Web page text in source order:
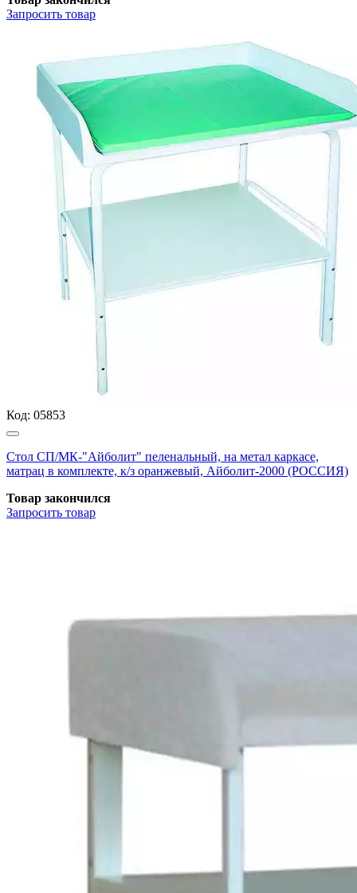
Запросить товар
Код: 05853
Стол СП/МК-"Айболит" пеленальный, на метал каркасе,
матрац в комплекте, к/з оранжевый, Айболит-2000 (РОССИЯ)
Товар закончился
Запросить товар